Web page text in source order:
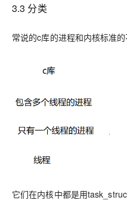
3.3 分类
常说的c库的进程和内核标准的
它们在内核中都是用